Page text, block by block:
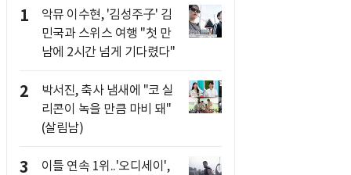
1
악뮤 이수현, '김성주子' 김
민국과 스위스 여행 "첫 만
남에 2시간 넘게 기다렸다"
2
박서진, 축사 냄새에 "코 실
리콘이 녹을 만큼 마비 돼"
(살림남)
3
이틀 연속 1위..'오디세이',